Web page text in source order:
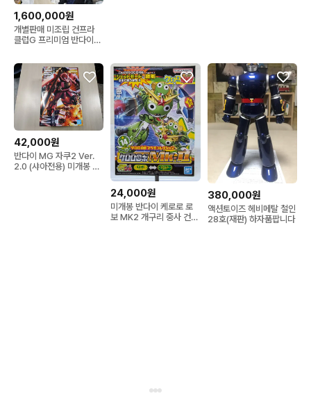
1,600,000원
개별판매 미조립 건프라
클럽G 프리미엄 반다이
다수
42,000원
반다이 MG 자쿠2 Ver.
2.0 (샤아전용) 미개봉 새
24,000원
미개봉 반다이 케로로 로
보 MK2 개구리 중사 건담
380,000원
액션토이즈 헤비메탈 철인
28호(재판) 하자품팝니다